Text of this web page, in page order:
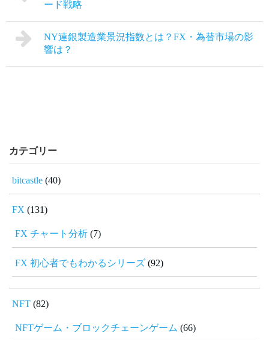
ード戦略
NY連銀製造業景況指数とは？FX・為替市場の影
響は？
カテゴリー
bitcastle (40)
FX (131)
FX チャート分析 (7)
FX 初心者でもわかるシリーズ (92)
NFT (82)
NFTゲーム・ブロックチェーンゲーム (66)